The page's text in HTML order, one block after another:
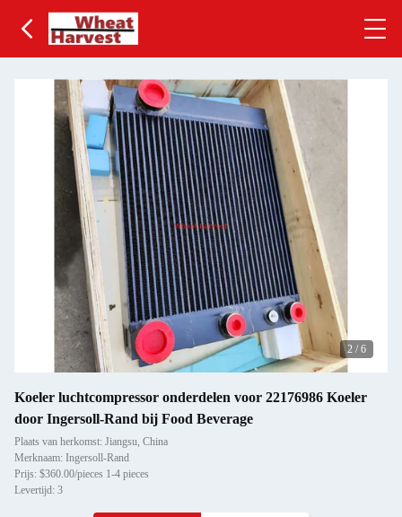
2 / 6
Koeler luchtcompressor onderdelen voor 22176986 Koeler
door Ingersoll-Rand bij Food Beverage
Plaats van herkomst: Jiangsu, China
Merknaam: Ingersoll-Rand
Prijs: $360.00/pieces 1-4 pieces
Levertijd: 3